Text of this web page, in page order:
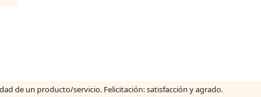
de un producto/servicio. Felicitación: satisfacción y agrado.